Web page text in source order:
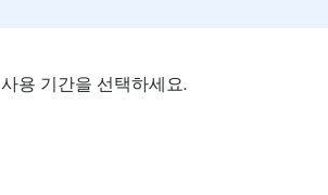
사용 기간을 선택하세요.